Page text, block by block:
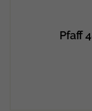
Pfaff